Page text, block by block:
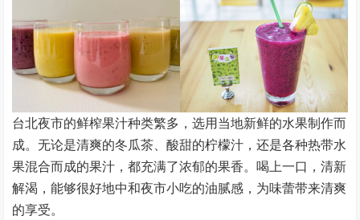
台北夜市的鲜榨果汁种类繁多，选用当地新鲜的水果制作而
成。无论是清爽的冬瓜茶、酸甜的柠檬汁，还是各种热带水
果混合而成的果汁，都充满了浓郁的果香。喝上一口，清新
解渴，能够很好地中和夜市小吃的油腻感，为味蕾带来清爽
的享受。